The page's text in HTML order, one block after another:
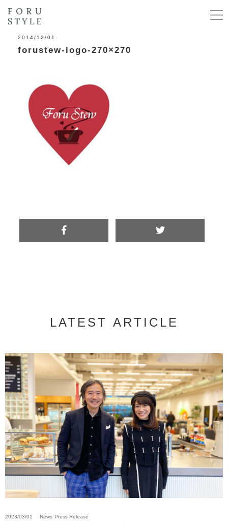
2014/12/01
forustew-logo-270×270
LATEST ARTICLE
2023/03/01 News Press Release